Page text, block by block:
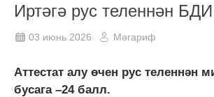
Иртәгә рус теленнән
03 июнь 2026 Мәгариф
Аттестат алу өчен рус теленнән
бусага –24 балл.